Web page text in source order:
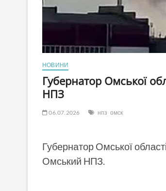
НОВИНИ
Губернатор Омської
НПЗ
06.07.2026 нпз омск
Губернатор Омської
Омський НПЗ.